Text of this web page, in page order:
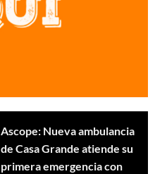
Ascope: Nueva ambulancia
de Casa Grande atiende su
primera emergencia con